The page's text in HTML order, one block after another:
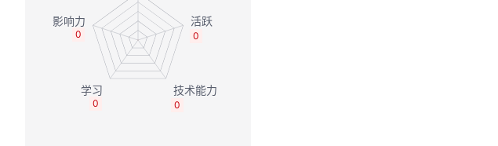
0
0
0
0